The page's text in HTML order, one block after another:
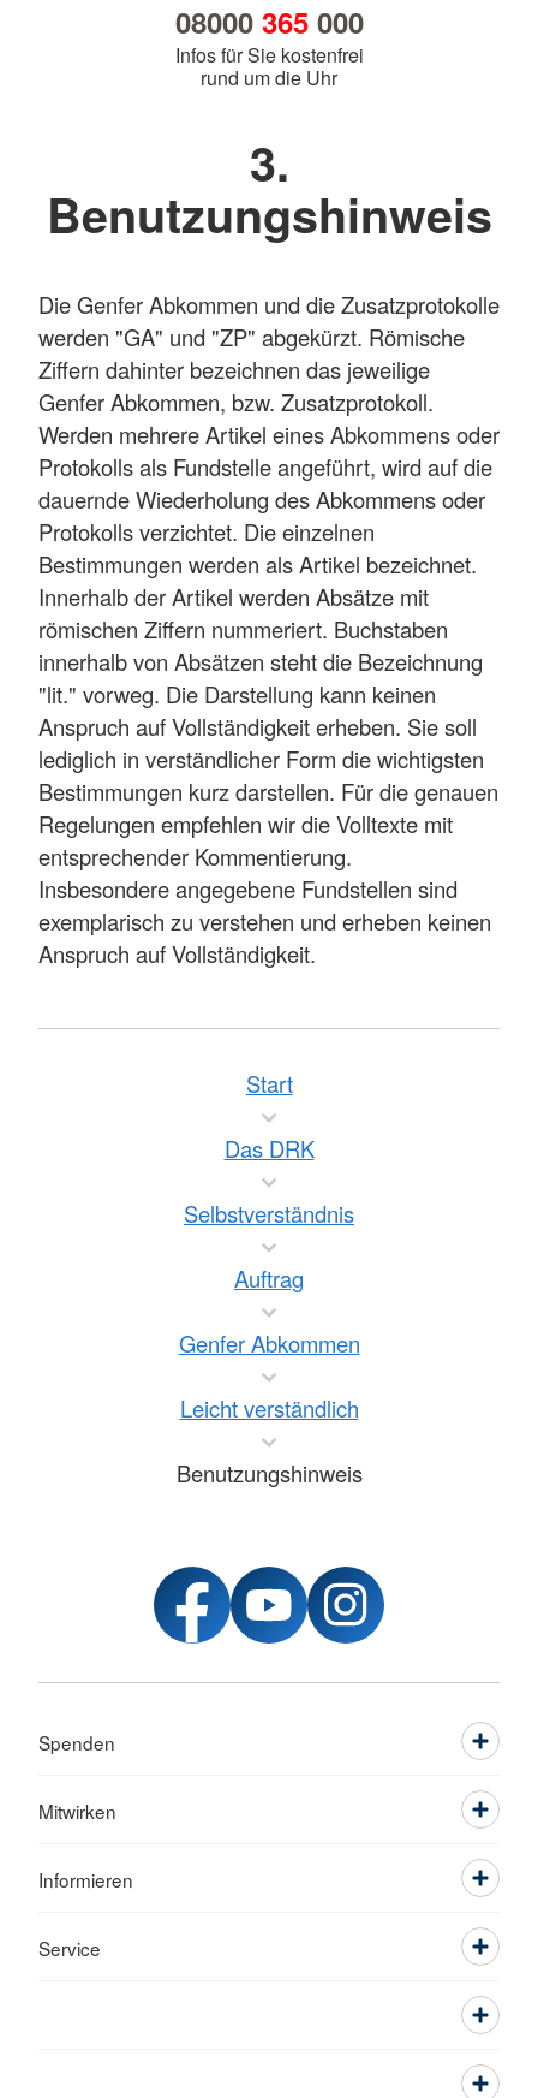
08000 365000
Infos für Sie kostenfrei
rund um die Uhr
3.
Benutzungshinweis
Die Genfer Abkommen und die Zusatzprotokolle
werden "GA" und "ZP" abgekürzt. Römische
Ziffern dahinter bezeichnen das jeweilige
Genfer Abkommen, bzw. Zusatzprotokoll.
Werden mehrere Artikel eines Abkommens oder
Protokolls als Fundstelle angeführt, wird auf die
dauernde Wiederholung des Abkommens oder
Protokolls verzichtet. Die einzelnen
Bestimmungen werden als Artikel bezeichnet.
Innerhalb der Artikel werden Absätze mit
römischen Ziffern nummeriert. Buchstaben
innerhalb von Absätzen steht die Bezeichnung
"lit." vorweg. Die Darstellung kann keinen
Anspruch auf Vollständigkeit erheben. Sie soll
lediglich in verständlicher Form die wichtigsten
Bestimmungen kurz darstellen. Für die genauen
Regelungen empfehlen wir die Volltexte mit
entsprechender Kommentierung.
Insbesondere angegebene Fundstellen sind
exemplarisch zu verstehen und erheben keinen
Anspruch auf Vollständigkeit.
Start
Das DRK
Selbstverständnis
Auftrag
Genfer Abkommen
Leicht verständlich
Benutzungshinweis
Spenden
Mitwirken
Informieren
Service